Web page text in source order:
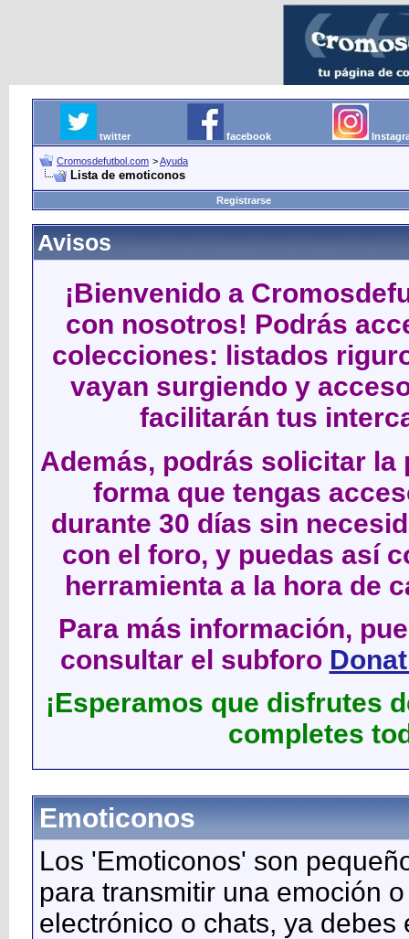
twitter facebook
Cromosdefutbol.com >Ayuda
Lista de emoticonos
Registrarse
Avisos
¡Bienvenido a
con nosotros! Podrás
colecciones: listados
vayan surgiendo y
facilitarán tus
Además, podrás solicitar
forma que tengas
durante 30 días sin
con el foro, y puedas así
herramienta a la hora de
Para más información,
consultar el subforo
¡Esperamos que disfrutes
completes
Emoticonos
Los 'Emoticonos' son
para transmitir una emoción
electrónico o chats, ya